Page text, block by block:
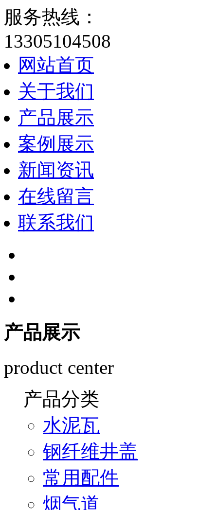
服务热线：
13305104508
网站首页
关于我们
产品展示
案例展示
新闻资讯
在线留言
联系我们
产品展示
product center
产品分类
水泥瓦
钢纤维井盖
常用配件
烟气道